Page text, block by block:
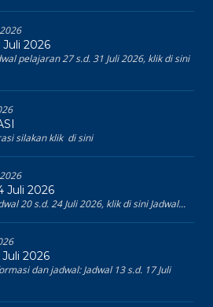
Juli 2026
pelajaran 27 s.d. 31 Juli 2026, klik di sini
silakan klik di sini
Juli 2026
20 s.d. 24 Juli 2026, klik di sini Jadwal...
Juli 2026
dan jadwal: Jadwal 13 s.d. 17 Juli